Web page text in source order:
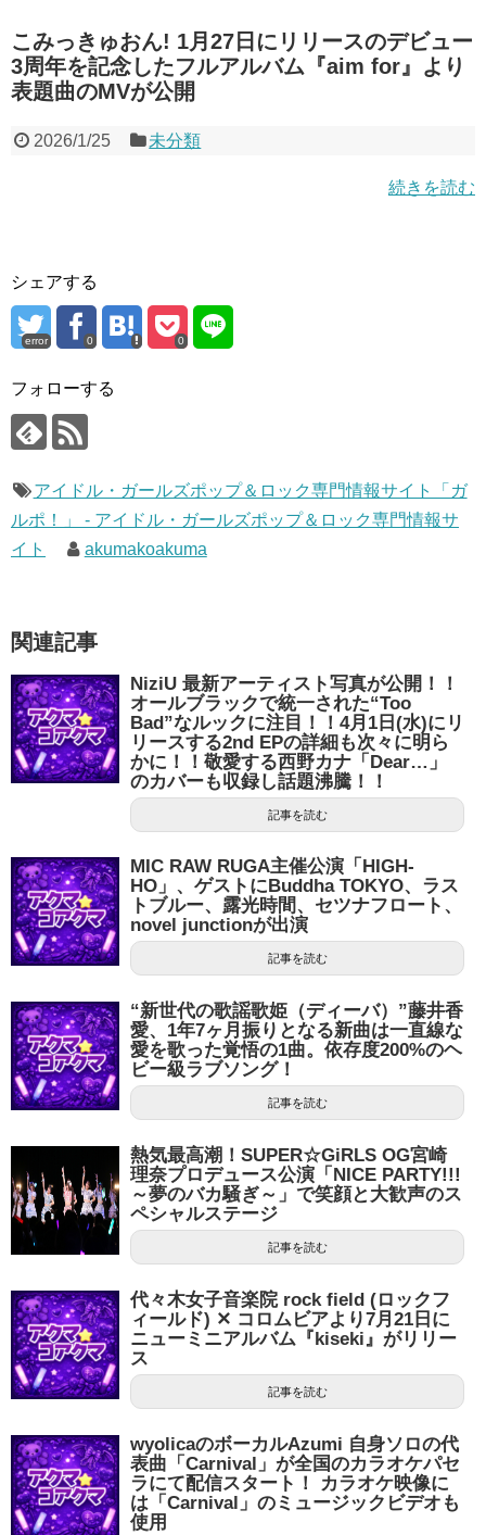
こみっきゅおん! 1月27日にリリースのデビュー
3周年を記念したフルアルバム『aim for』より
表題曲のMVが公開
2026/1/25 未分類
続きを読む
シェアする
error 0 0
フォローする
アイドル・ガールズポップ＆ロック専門情報サイト「ガ
ルポ！」 - アイドル・ガールズポップ＆ロック専門情報サ
イト
akumakoakuma
関連記事
NiziU 最新アーティスト写真が公開！！
オールブラックで統一された“Too
Bad”なルックに注目！！4月1日(水)にリ
リースする2nd EPの詳細も次々に明ら
かに！！敬愛する西野カナ「Dear…」
のカバーも収録し話題沸騰！！
記事を読む
MIC RAW RUGA主催公演「HIGH-
HO」、ゲストにBuddha TOKYO、ラス
トブルー、露光時間、セツナフロート、
novel junctionが出演
記事を読む
“新世代の歌謡歌姫（ディーバ）”藤井香
愛、1年7ヶ月振りとなる新曲は一直線な
愛を歌った覚悟の1曲。依存度200%のヘ
ビー級ラブソング！
記事を読む
熱気最高潮！SUPER☆GiRLS OG宮崎
理奈プロデュース公演「NICE PARTY!!!
～夢のバカ騒ぎ～」で笑顔と大歓声のス
ペシャルステージ
記事を読む
代々木女子音楽院 rock field (ロックフ
ィールド) ✕ コロムビアより7月21日に
ニューミニアルバム『kiseki』がリリー
ス
記事を読む
wyolicaのボーカルAzumi 自身ソロの代
表曲「Carnival」が全国のカラオケパセ
ラにて配信スタート！ カラオケ映像に
は「Carnival」のミュージックビデオも
使用